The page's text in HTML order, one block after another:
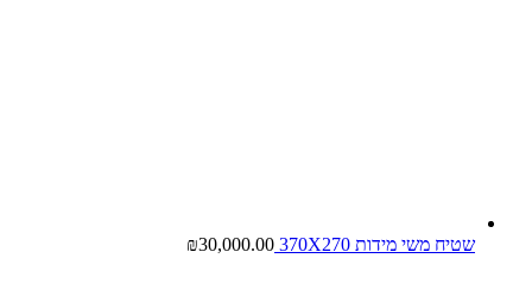
שטיח משי מידות 370X270 ₪30,000.00